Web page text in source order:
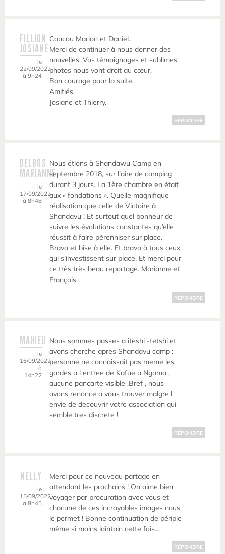
FILLION
JOSIANE
le
22/09/2022
à 9h24
Coucou Marion et Daniel.
Merci de continuer à nous donner des
nouvelles. Vos témoignages et sublimes
photos nous vont droit au cœur.
Bon courage pour la suite.
Amitiés.
Josiane et Thierry.
RÉPONDRE
DELBOS
MARIANNE
le
17/09/2022
à 8h48
Nous étions à Shandawu Camp en
septembre 2018, sur l’aire de camping
durant 3 jours. La 1ère chambre en était
aux « fondations ». Quelle magnifique
réalisation que celle de Victoire à
Shandavu ! Et surtout quel bonheur de
suivre les évolutions constantes qu’elle
réussit à faire pérenniser sur place.
Bravo et bise à elle. Et bravo à tous ceux
qui s’investissent sur place. Et merci pour
ce très très beau reportage. Marianne et
François
RÉPONDRE
MAHIEU
le
16/09/2022
à
14h22
Nous sommes passes a iteshi -tetshi et
avons cherche apres Shandavu camp :
personne ne connaissait pas meme les
gardes a l entree de Kafue a Ngoma ,
aucune pancarte visible .Bref , nous
avons renonce a vous trouver malgre l
envie de decouvrir votre association qui
semble tres discrete !
RÉPONDRE
NELLY
le
15/09/2022
à 8h45
Merci pour ce nouveau partage en
attendant les prochains ! On aime bien
voyager par procuration avec vous et
chacune de ces incroyables images nous
le permet ! Bonne continuation de périple
même si moins lointain cette fois…
RÉPONDRE